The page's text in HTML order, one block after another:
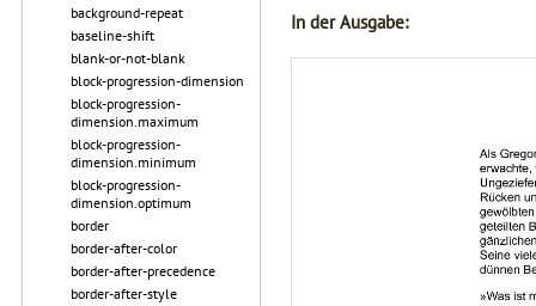
background-repeat
baseline-shift
blank-or-not-blank
block-progression-dimension
block-progression-
dimension.maximum
block-progression-
dimension.minimum
block-progression-
dimension.optimum
border
border-after-color
border-after-precedence
border-after-style
In der Ausgabe: